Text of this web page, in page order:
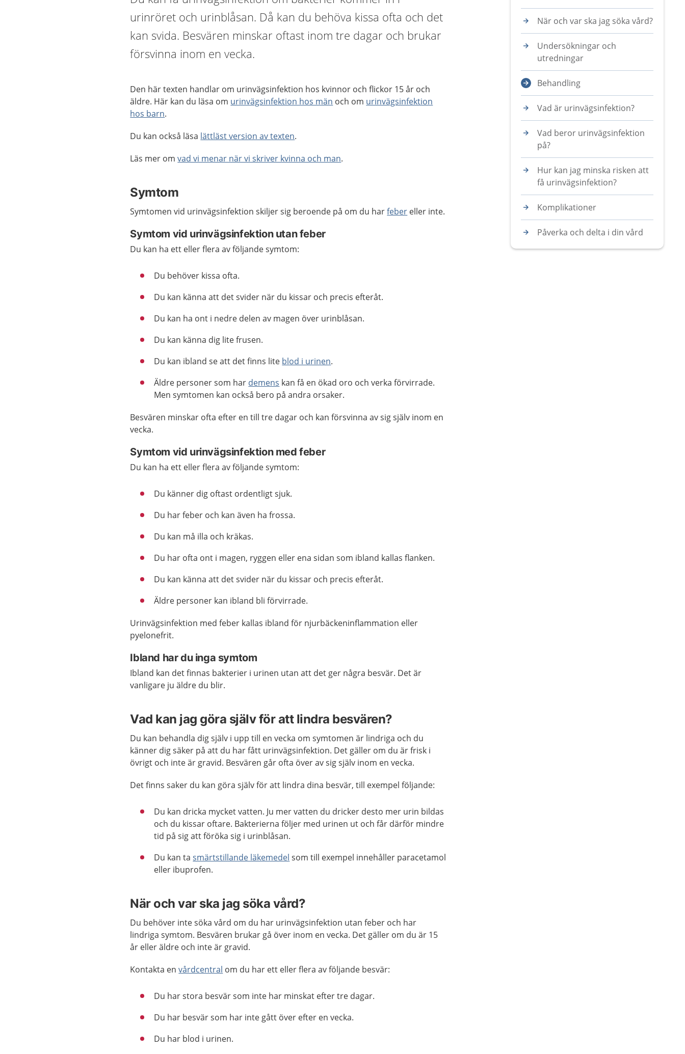
urinröret och urinblåsan. Då kan du behöva kissa ofta och det
kan svida. Besvären minskar oftast inom tre dagar och brukar
försvinna inom en vecka.
Den här texten handlar om urinvägsinfektion hos kvinnor och flickor 15 år och
äldre. Här kan du läsa om urinvägsinfektion hos män och om urinvägsinfektion
hos barn.
Du kan också läsa lättläst version av texten.
Läs mer omvad vi menar när vi skriver kvinna och man.
Symtom
Symtomen vid urinvägsinfektion skiljer sig beroende på om du harfeber eller inte.
Symtom vid urinvägsinfektion utan feber
Du kan ha ett eller flera av följande symtom:
Du behöver kissa ofta.
Du kan känna att det svider när du kissar och precis efteråt.
Du kan ha ont i nedre delen av magen över urinblåsan.
Du kan känna dig lite frusen.
Du kan ibland se att det finns lite blod i urinen.
Äldre personer som har demens kan få en ökad oro och verka förvirrade.
Men symtomen kan också bero på andra orsaker.
Besvären minskar ofta efter en till tre dagar och kan försvinna av sig själv inom en
vecka.
Symtom vid urinvägsinfektion med feber
Du kan ha ett eller flera av följande symtom:
Du känner dig oftast ordentligt sjuk.
Du har feber och kan även ha frossa.
Du kan må illa och kräkas.
Du har ofta ont i magen, ryggen eller ena sidan som ibland kallas flanken.
Du kan känna att det svider när du kissar och precis efteråt.
Äldre personer kan ibland bli förvirrade.
Urinvägsinfektion med feber kallas ibland för njurbäckeninflammation eller
pyelonefrit.
Ibland har du inga symtom
Ibland kan det finnas bakterier i urinen utan att det ger några besvär. Det är
vanligare ju äldre du blir.
Vad kan jag göra själv för att lindra besvären?
Du kan behandla dig själv i upp till en vecka om symtomen är lindriga och du
känner dig säker på att du har fått urinvägsinfektion. Det gäller om du är frisk i
övrigt och inte är gravid. Besvären går ofta över av sig själv inom en vecka.
Det finns saker du kan göra själv för att lindra dina besvär, till exempel följande:
Du kan dricka mycket vatten. Ju mer vatten du dricker desto mer urin bildas
och du kissar oftare. Bakterierna följer med urinen ut och får därför mindre
tid på sig att föröka sig i urinblåsan.
Du kan tasmärtstillande läkemedel som till exempel innehåller paracetamol
eller ibuprofen.
När och var ska jag söka vård?
Du behöver inte söka vård om du har urinvägsinfektion utan feber och har
lindriga symtom. Besvären brukar gå över inom en vecka. Det gäller om du är 15
år eller äldre och inte är gravid.
Kontakta envårdcentral om du har ett eller flera av följande besvär:
Du har stora besvär som inte har minskat efter tre dagar.
Du har besvär som har inte gått över efter en vecka.
Du har blod i urinen.
När och var ska jag söka vård?
Undersökningar och
utredningar
Behandling
Vad är urinvägsinfektion?
Vad beror urinvägsinfektion
på?
Hur kan jag minska risken att
få urinvägsinfektion?
Komplikationer
Påverka och delta i din vård